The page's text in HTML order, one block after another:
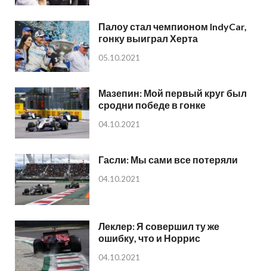
Палоу стал чемпионом IndyCar,
гонку выиграл Херта
05.10.2021
Мазепин: Мой первый круг был
сродни победе в гонке
04.10.2021
Гасли: Мы сами все потеряли
04.10.2021
Леклер: Я совершил ту же
ошибку, что и Норрис
04.10.2021